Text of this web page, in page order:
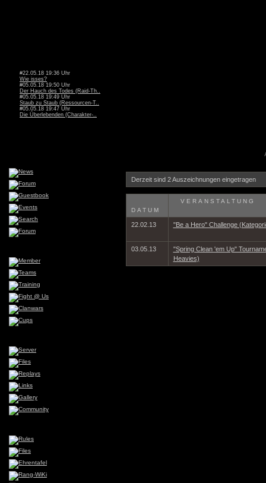
#22.05.18 19:36 Uhr
Wie isses?
#05.05.18 19:50 Uhr
Der Hauch des Todes (Raid-Th..
#05.05.18 19:49 Uhr
Staub zu Staub (Ressourcen-T..
#05.05.18 19:47 Uhr
Die Überlebenden (Charakter-..
Derzeit sind 2 Auszeichnungen eingetragen
DATUM
VERANSTALTUNG
22.02.13 "Be a Hero" Challenge
03.05.13
"Spring Clean 'em Up"
Heavies)